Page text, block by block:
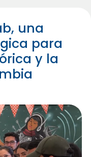
una
para
y la